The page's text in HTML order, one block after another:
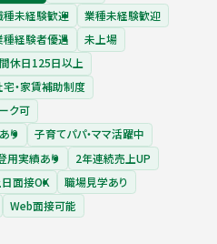
種未経験歓迎
業種未経験歓迎
種経験者優遇
未上場
休日125日以上
宅・家賃補助制度
ク可
り
子育てパパ・ママ活躍中
用実績あり
2年連続売上UP
面接OK
職場見学あり
Web面接可能